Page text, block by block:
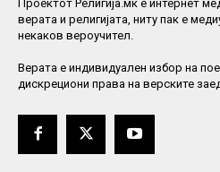
Проектот Религија.мк е интернет
верата и религијата, ниту пак е
некаков вероучител.
Верaта е индивидуален избор на
дискрециони права на верските